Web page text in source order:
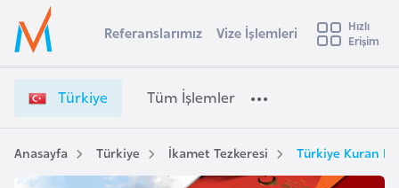
Ülke Seçimi
Başvuru yapmak istediğiniz ülkeyi seçin
Üye
Girişi
ü
k
i
y
e
e
t
Referanslarımız Vize İşlemleri
Hızlı
Erişim
Türkiye Tüm İşlemler
Anasayfa Türkiye İkamet Tezkeresi Türkiye Kuran
s
t
r
a